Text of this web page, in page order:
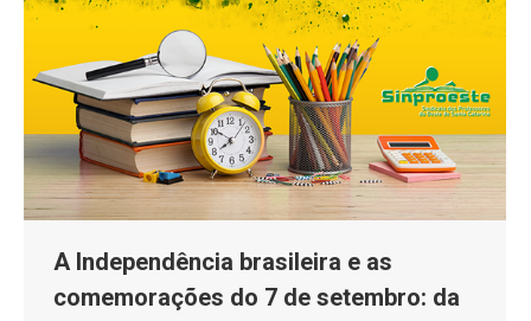
A Independência brasileira e as
comemorações do 7 de setembro: da